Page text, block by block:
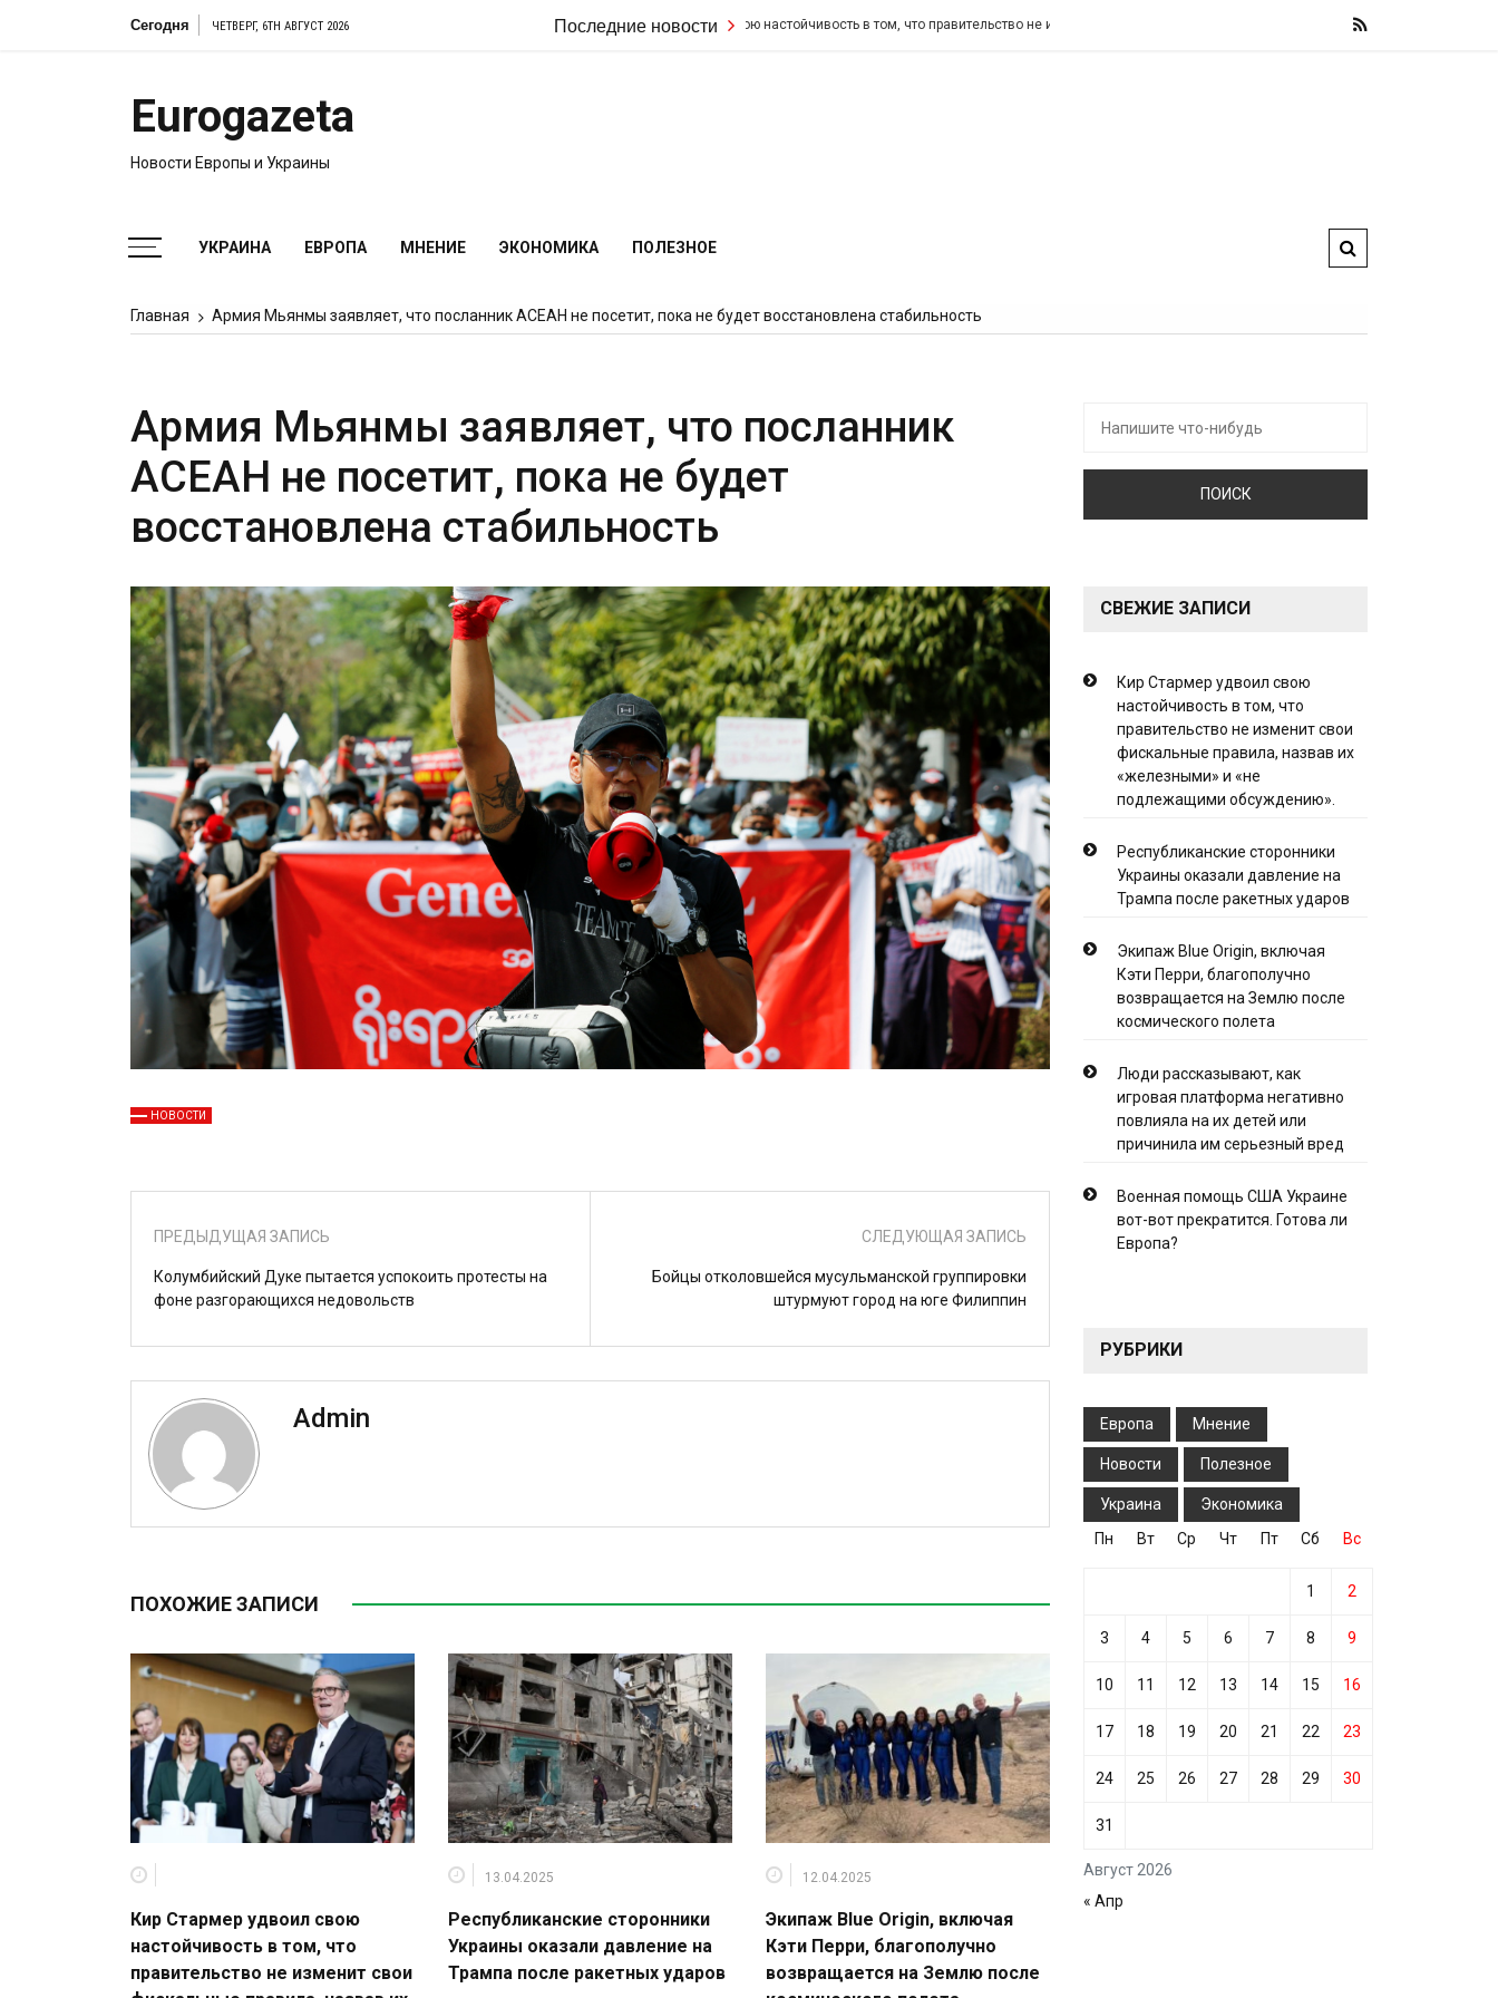
Сегодня ЧЕТВЕРГ, 6TH АВГУСТ 2026 Последние новости
Кир Стармер удвоил свою настойчивость в том, что правительство не изменит свои фискальные правила, назвав их «железными» и «не
Eurogazeta
Новости Европы и Украины
УКРАИНА ЕВРОПА МНЕНИЕ ЭКОНОМИКА ПОЛЕЗНОЕ
Главная Армия Мьянмы заявляет, что посланник АСЕАН не посетит, пока не будет восстановлена ​​стабильность
Армия Мьянмы заявляет, что посланник
АСЕАН не посетит, пока не будет
восстановлена ​​стабильность
НОВОСТИ
ПРЕДЫДУЩАЯ ЗАПИСЬ
Колумбийский Дуке пытается успокоить протесты на
фоне разгорающихся недовольств
СЛЕДУЮЩАЯ ЗАПИСЬ
Бойцы отколовшейся мусульманской группировки
штурмуют город на юге Филиппин
Admin
ПОХОЖИЕ ЗАПИСИ
Кир Стармер удвоил свою
настойчивость в том, что
правительство не изменит свои
13.04.2025
Республиканские сторонники
Украины оказали давление на
Трампа после ракетных ударов
12.04.2025
Экипаж Blue Origin, включая
Кэти Перри, благополучно
возвращается на Землю после
СВЕЖИЕ ЗАПИСИ
Кир Стармер удвоил свою
настойчивость в том, что
правительство не изменит свои
фискальные правила, назвав их
«железными» и «не
подлежащими обсуждению».
Республиканские сторонники
Украины оказали давление на
Трампа после ракетных ударов
Экипаж Blue Origin, включая
Кэти Перри, благополучно
возвращается на Землю после
космического полета
Люди рассказывают, как
игровая платформа негативно
повлияла на их детей или
причинила им серьезный вред
Военная помощь США Украине
вот-вот прекратится. Готова ли
Европа?
РУБРИКИ
Европа Мнение
Новости Полезное
Украина Экономика
Август 2026
Пн Вт Ср Чт Пт Сб Вс
1 2
3 4 5 6 7 8 9
10 11 12 13 14 15 16
17 18 19 20 21 22 23
24 25 26 27 28 29 30
31
« Апр